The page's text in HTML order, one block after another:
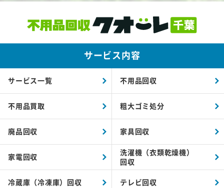
サービス内容
サービス一覧 不用品回収
不用品買取 粗大ゴミ処分
廃品回収 家具回収
家電回収
洗濯機（衣類乾燥機）
回収
冷蔵庫（冷凍庫）回収 テレビ回収